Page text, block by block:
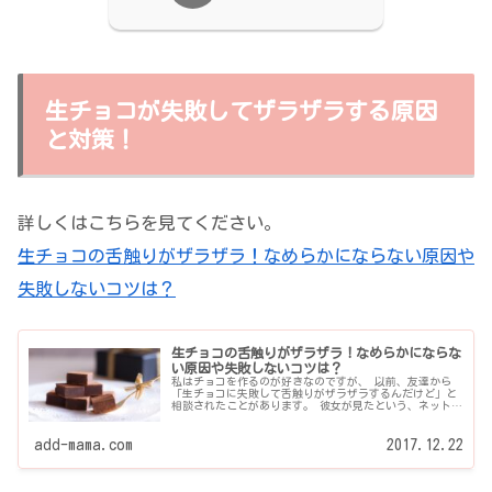
生チョコが失敗してザラザラする原因
と対策！
詳しくはこちらを見てください。
生チョコの舌触りがザラザラ！なめらかにならない原因や
失敗しないコツは？
生チョコの舌触りがザラザラ！なめらかにならな
い原因や失敗しないコツは？
私はチョコを作るのが好きなのですが、 以前、友達から
「生チョコに失敗して舌触りがザラザラするんだけど」と
相談されたことがあります。 彼女が見たという、ネットの
add-mama.com 2017.12.22